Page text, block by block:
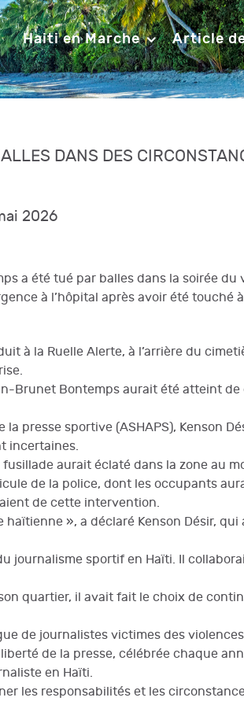
Haiti en Marche Article
DANS DES
2026
a été tué par balles dans la soirée du
à l’hôpital après avoir été touché
à la Ruelle Alerte, à l’arrière du
Brunet Bontemps aurait été atteint
presse sportive (ASHAPS), Kenson
incertaines.
aurait éclaté dans la zone au
de la police, dont les occupants
de cette intervention.
haïtienne », a déclaré Kenson Désir,
sportif en Haïti. Il
quartier, il avait fait le choix de
de journalistes victimes des
de la presse, célébrée chaque
en Haïti.
les responsabilités et les